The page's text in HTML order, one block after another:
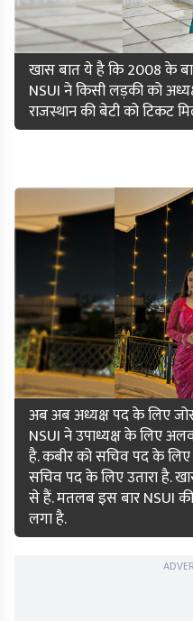
खास बात ये है कि 2008 के
NSUI ने किसी लड़की को
राजस्थान की बेटी को टिकट
अब अब अध्यक्ष पद के लिए
NSUI ने उपाध्यक्ष के लिए
है. कबीर को सचिव पद के
सचिव पद के लिए उतारा है.
से हैं. मतलब इस बार NSUI
लगा है.